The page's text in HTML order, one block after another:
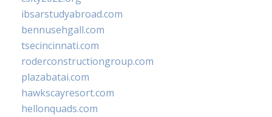
ibsarstudyabroad.com
bennusehgall.com
tsecincinnati.com
roderconstructiongroup.com
plazabatai.com
hawkscayresort.com
hellonquads.com